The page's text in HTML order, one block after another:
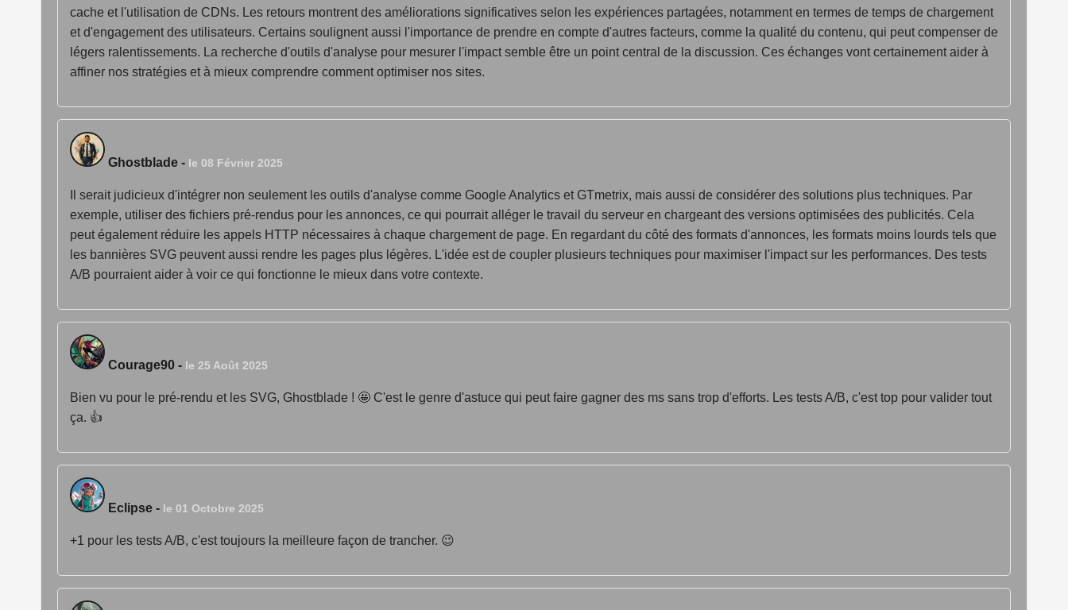
cache et l'utilisation de CDNs. Les retours montrent des améliorations significatives selon les expériences partagées, notamment en termes de temps de chargement
et d'engagement des utilisateurs. Certains soulignent aussi l'importance de prendre en compte d'autres facteurs, comme la qualité du contenu, qui peut compenser de
légers ralentissements. La recherche d'outils d'analyse pour mesurer l'impact semble être un point central de la discussion. Ces échanges vont certainement aider à
affiner nos stratégies et à mieux comprendre comment optimiser nos sites.
Ghostblade - le 08 Février 2025
Il serait judicieux d'intégrer non seulement les outils d'analyse comme Google Analytics et GTmetrix, mais aussi de considérer des solutions plus techniques. Par
exemple, utiliser des fichiers pré-rendus pour les annonces, ce qui pourrait alléger le travail du serveur en chargeant des versions optimisées des publicités. Cela
peut également réduire les appels HTTP nécessaires à chaque chargement de page. En regardant du côté des formats d'annonces, les formats moins lourds tels que
les bannières SVG peuvent aussi rendre les pages plus légères. L'idée est de coupler plusieurs techniques pour maximiser l'impact sur les performances. Des tests
A/B pourraient aider à voir ce qui fonctionne le mieux dans votre contexte.
Courage90 - le 25 Août 2025
Bien vu pour le pré-rendu et les SVG, Ghostblade ! 🤩 C'est le genre d'astuce qui peut faire gagner des ms sans trop d'efforts. Les tests A/B, c'est top pour valider tout
ça. 👍
Eclipse - le 01 Octobre 2025
+1 pour les tests A/B, c'est toujours la meilleure façon de trancher. 😉